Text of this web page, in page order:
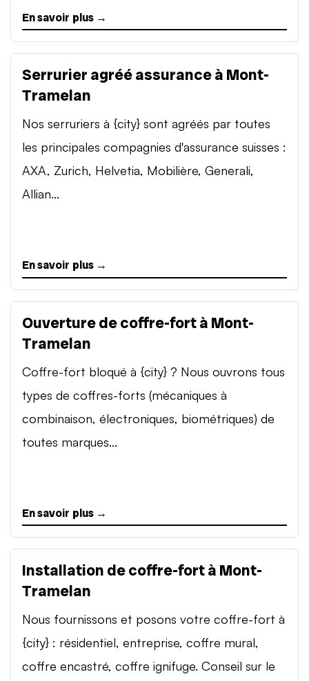
En savoir plus →
Serrurier agréé assurance à Mont-
Tramelan
Nos serruriers à {city} sont agréés par toutes
les principales compagnies d'assurance suisses :
AXA, Zurich, Helvetia, Mobilière, Generali,
Allian...
En savoir plus →
Ouverture de coffre-fort à Mont-
Tramelan
Coffre-fort bloqué à {city} ? Nous ouvrons tous
types de coffres-forts (mécaniques à
combinaison, électroniques, biométriques) de
toutes marques...
En savoir plus →
Installation de coffre-fort à Mont-
Tramelan
Nous fournissons et posons votre coffre-fort à
{city} : résidentiel, entreprise, coffre mural,
coffre encastré, coffre ignifuge. Conseil sur le